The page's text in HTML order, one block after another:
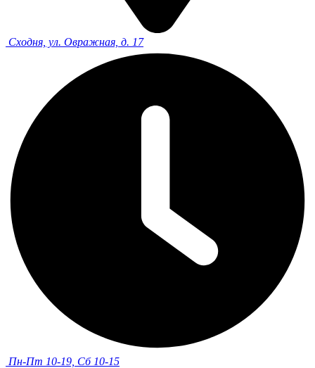
Сходня, ул. Овражная, д. 17
Пн-Пт 10-19, Сб 10-15